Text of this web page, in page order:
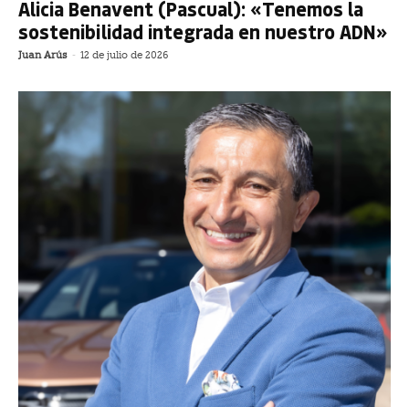
Alicia Benavent (Pascual): «Tenemos la
sostenibilidad integrada en nuestro ADN»
Juan Arús - 12 de julio de 2026